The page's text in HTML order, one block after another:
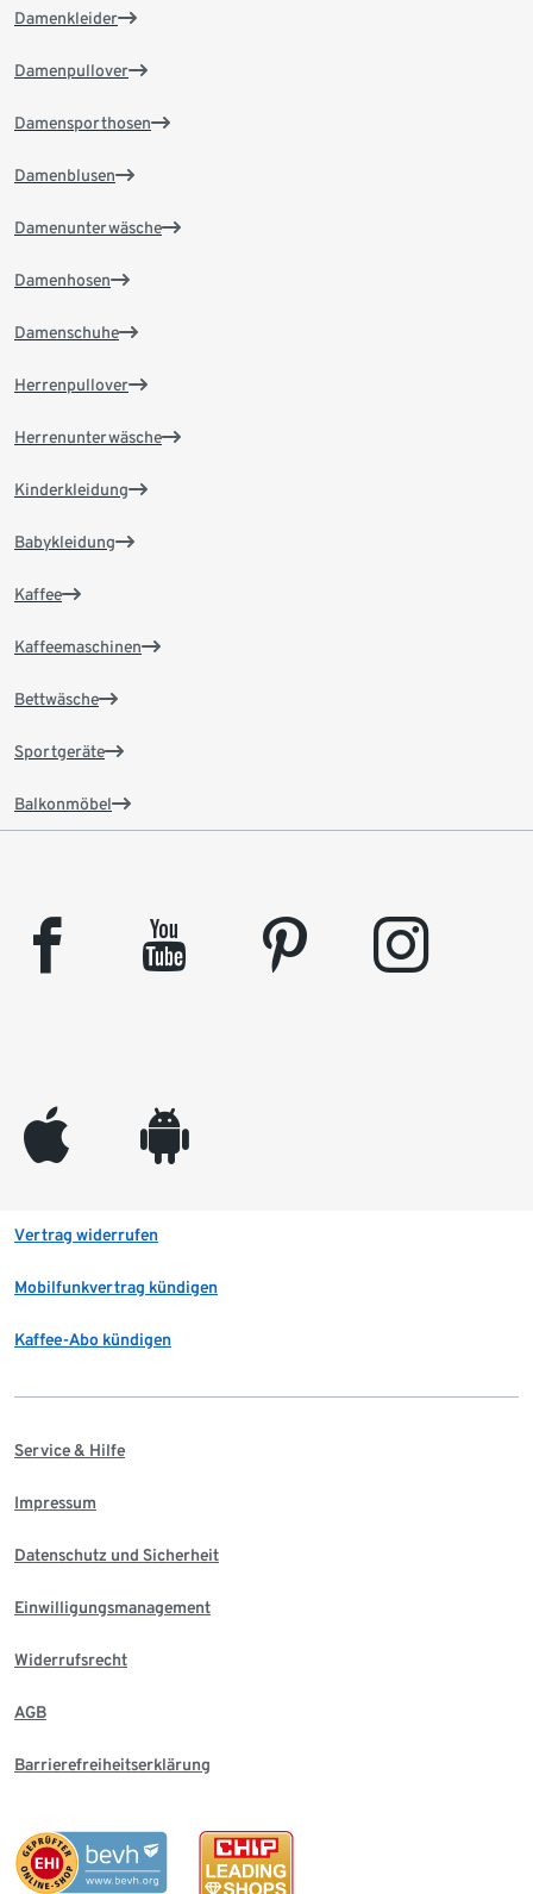
Damenkleider
Damenpullover
Damensporthosen
Damenblusen
Damenunterwäsche
Damenhosen
Damenschuhe
Herrenpullover
Herrenunterwäsche
Kinderkleidung
Babykleidung
Kaffee
Kaffeemaschinen
Bettwäsche
Sportgeräte
Balkonmöbel
facebook youtube pinterest instagram
appleinc android
Vertrag widerrufen
Mobilfunkvertrag kündigen
Kaffee-Abo kündigen
Service & Hilfe
Impressum
Datenschutz und Sicherheit
Einwilligungsmanagement
Widerrufsrecht
AGB
Barrierefreiheitserklärung